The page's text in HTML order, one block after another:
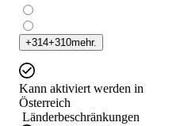
+314+310mehr.
Kann aktiviert werden in
Österreich
Länderbeschränkungen